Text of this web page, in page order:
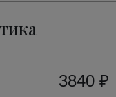
3840 ₽